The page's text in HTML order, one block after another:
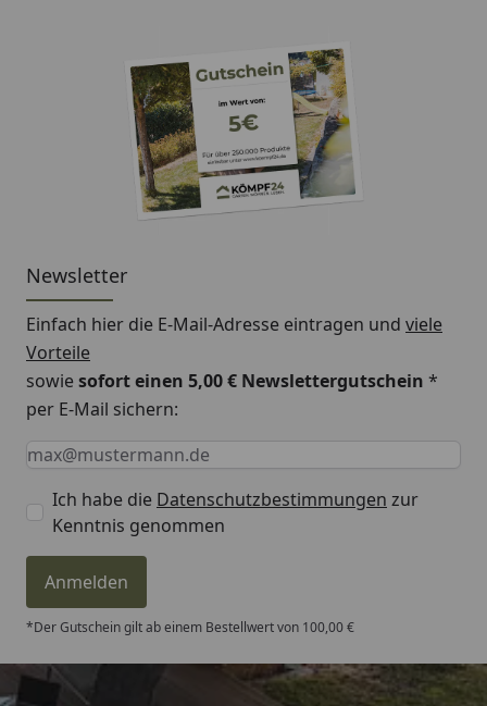
Newsletter
Einfach hier die E-Mail-Adresse eintragen und viele
Vorteile
sowiesofort einen 5,00 € Newslettergutschein *
per E-Mail sichern:
Keine Eingabe erforderlich
Eingabe erforderlich
E-Mail *
Ich habe die Datenschutzbestimmungen zur
Kenntnis genommen
Anmelden
*Der Gutschein gilt ab einem Bestellwert von 100,00 €